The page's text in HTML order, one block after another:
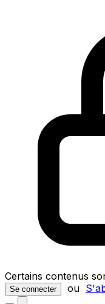
Certains contenus
Se connecter ou